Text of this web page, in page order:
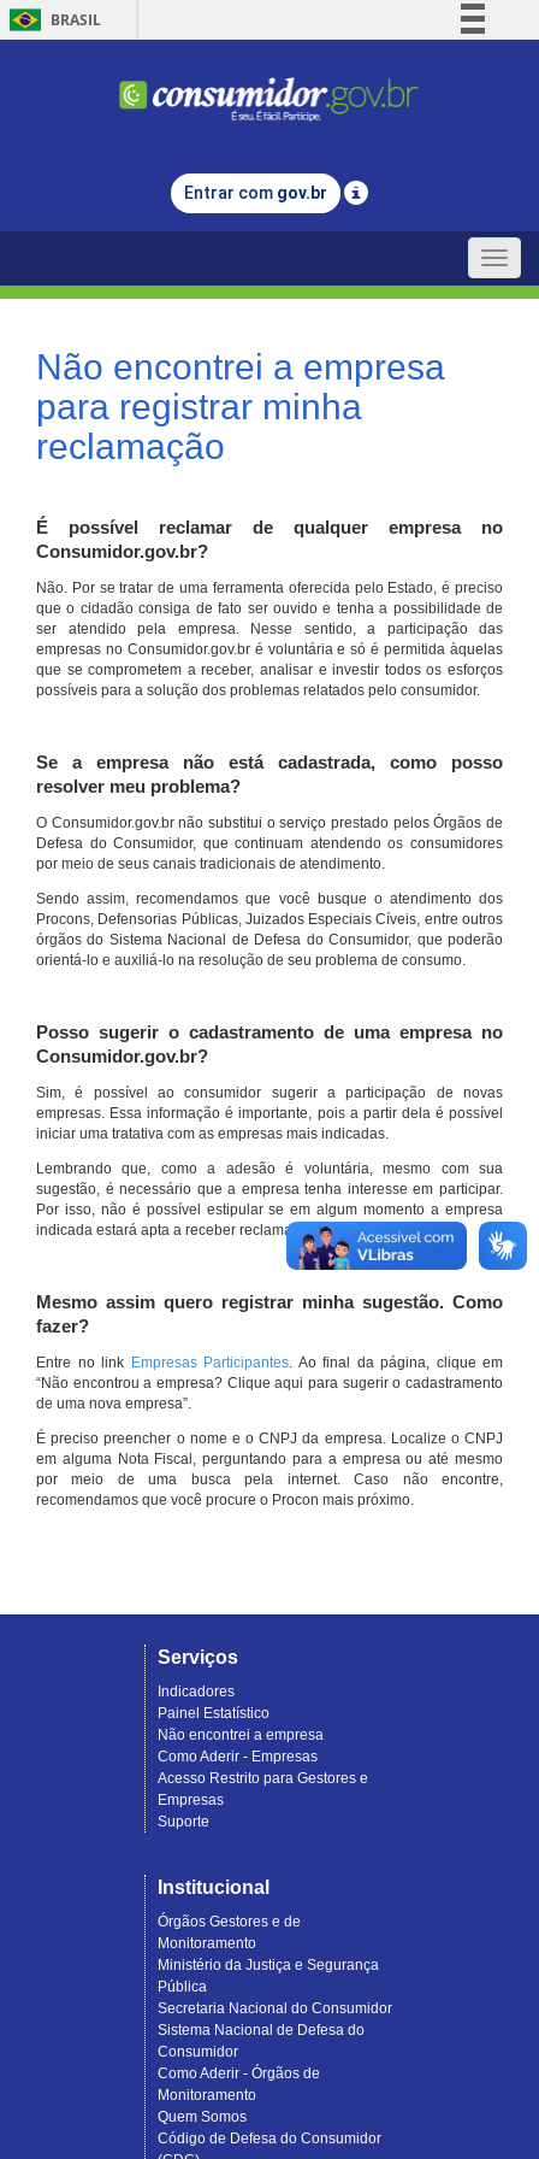
BRASIL
Comunica BR
Legislação
Entrar com gov.br
Toggle
Não encontrei a empresa
para registrar minha
reclamação
É possível reclamar de qualquer empresa no
Consumidor.gov.br?
Não. Por se tratar de uma ferramenta oferecida pelo Estado, é preciso
que o cidadão consiga de fato ser ouvido e tenha a possibilidade de
ser atendido pela empresa. Nesse sentido, a participação das
empresas no Consumidor.gov.br é voluntária e só é permitida àquelas
que se comprometem a receber, analisar e investir todos os esforços
possíveis para a solução dos problemas relatados pelo consumidor.
Se a empresa não está cadastrada, como posso
resolver meu problema?
O Consumidor.gov.br não substitui o serviço prestado pelos Órgãos de
Defesa do Consumidor, que continuam atendendo os consumidores
por meio de seus canais tradicionais de atendimento.
Sendo assim, recomendamos que você busque o atendimento dos
Procons, Defensorias Públicas, Juizados Especiais Cíveis, entre outros
órgãos do Sistema Nacional de Defesa do Consumidor, que poderão
orientá-lo e auxiliá-lo na resolução de seu problema de consumo.
Posso sugerir o cadastramento de uma empresa no
Consumidor.gov.br?
Sim, é possível ao consumidor sugerir a participação de novas
empresas. Essa informação é importante, pois a partir dela é possível
iniciar uma tratativa com as empresas mais indicadas.
Lembrando que, como a adesão é voluntária, mesmo com sua
sugestão, é necessário que a empresa tenha interesse em participar.
Por isso, não é possível estipular se em algum momento a empresa
indicada estará apta a receber reclamações por meio do site.
Mesmo assim quero registrar minha sugestão. Como
fazer?
Entre no link Empresas Participantes. Ao final da página, clique em
“Não encontrou a empresa? Clique aqui para sugerir o cadastramento
de uma nova empresa”.
É preciso preencher o nome e o CNPJ da empresa. Localize o CNPJ
em alguma Nota Fiscal, perguntando para a empresa ou até mesmo
por meio de uma busca pela internet. Caso não encontre,
recomendamos que você procure o Procon mais próximo.
Serviços
Indicadores
Painel Estatístico
Não encontrei a empresa
Como Aderir - Empresas
Acesso Restrito para Gestores e
Empresas
Suporte
Institucional
Órgãos Gestores e de
Monitoramento
Ministério da Justiça e Segurança
Pública
Secretaria Nacional do Consumidor
Sistema Nacional de Defesa do
Consumidor
Como Aderir - Órgãos de
Monitoramento
Quem Somos
Código de Defesa do Consumidor